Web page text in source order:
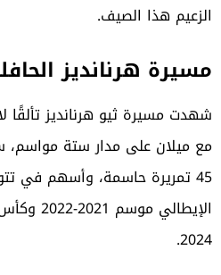
الزعيم هذا الصيف.
مسيرة هرنانديز
45 تمريرة حاسمة، وأسهم في
2024.